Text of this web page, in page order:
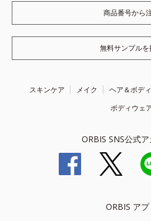
商品番号から
無料サンプルを
スキンケア メイク ヘア＆ボディ
ボディウェ
ORBIS SNS公式
ORBIS アプ